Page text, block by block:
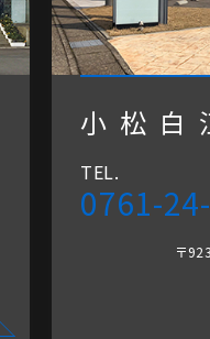
小松白
TEL.
0761-
〒